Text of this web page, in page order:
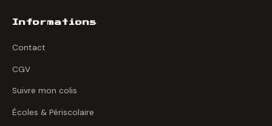
Informations
Contact
CGV
Suivre mon colis
Écoles & Périscolaire